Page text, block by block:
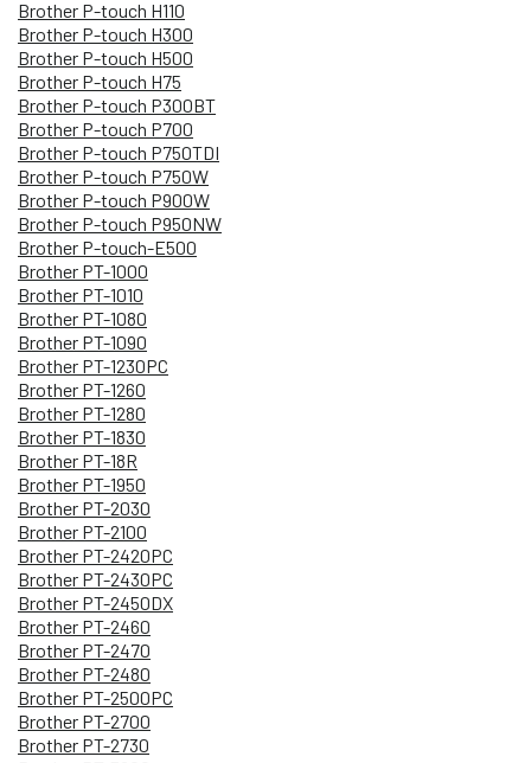
Brother P-touch H110
Brother P-touch H300
Brother P-touch H500
Brother P-touch H75
Brother P-touch P300BT
Brother P-touch P700
Brother P-touch P750TDI
Brother P-touch P750W
Brother P-touch P900W
Brother P-touch P950NW
Brother P-touch-E500
Brother PT-1000
Brother PT-1010
Brother PT-1080
Brother PT-1090
Brother PT-1230PC
Brother PT-1260
Brother PT-1280
Brother PT-1830
Brother PT-18R
Brother PT-1950
Brother PT-2030
Brother PT-2100
Brother PT-2420PC
Brother PT-2430PC
Brother PT-2450DX
Brother PT-2460
Brother PT-2470
Brother PT-2480
Brother PT-2500PC
Brother PT-2700
Brother PT-2730